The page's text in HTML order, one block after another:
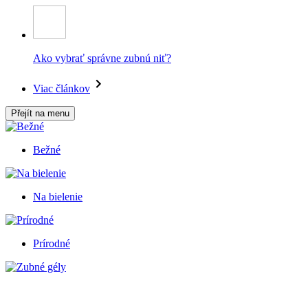
Ako vybrať správne zubnú niť?
Viac článkov
Přejít na menu
Bežné
Na bielenie
Prírodné